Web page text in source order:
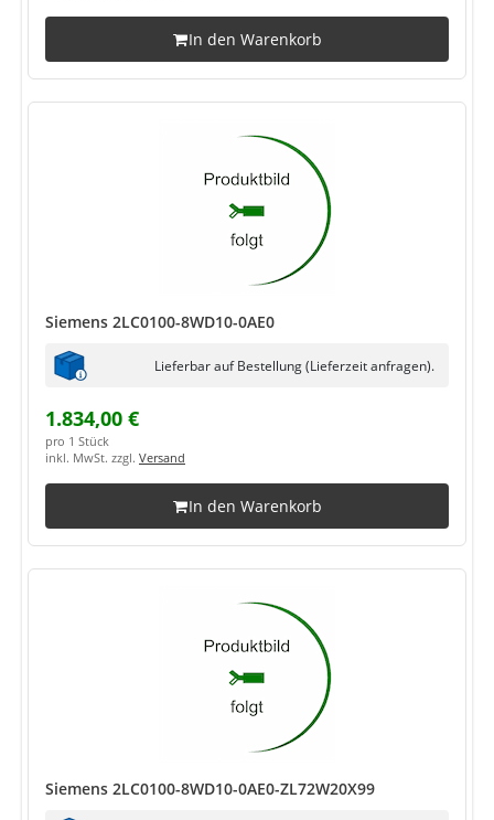
In den Warenkorb
Siemens 2LC0100-8WD10-0AE0
Lieferbar auf Bestellung (Lieferzeit anfragen).
1.834,00 €
pro 1 Stück
inkl. MwSt. zzgl. Versand
In den Warenkorb
Siemens 2LC0100-8WD10-0AE0-ZL72W20X99